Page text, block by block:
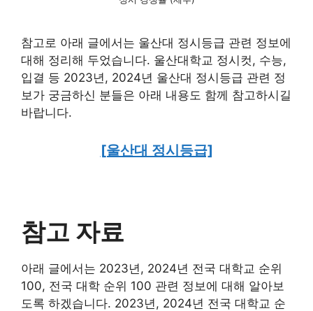
참고로 아래 글에서는 울산대 정시등급 관련 정보에
대해 정리해 두었습니다. 울산대학교 정시컷, 수능,
입결 등 2023년, 2024년 울산대 정시등급 관련 정
보가 궁금하신 분들은 아래 내용도 함께 참고하시길
바랍니다.
[울산대 정시등급]
참고 자료
아래 글에서는 2023년, 2024년 전국 대학교 순위
100, 전국 대학 순위 100 관련 정보에 대해 알아보
도록 하겠습니다. 2023년, 2024년 전국 대학교 순